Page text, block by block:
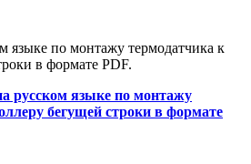
языке по монтажу термодатчика к
в формате PDF.
русском языке по монтажу
бегущей строки в формате